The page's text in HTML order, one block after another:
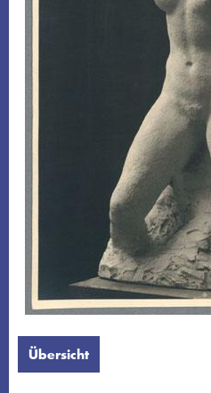
Übersicht